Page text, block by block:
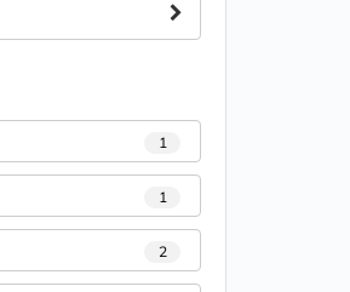
1
1
2